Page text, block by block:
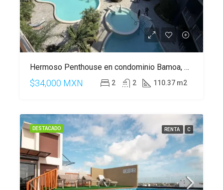
Hermoso Penthouse en condominio Bamoa, en Playacar, Playa del Carmen
$34,000 MXN 2 2 110.37 m2
DESTACADO RENTA C